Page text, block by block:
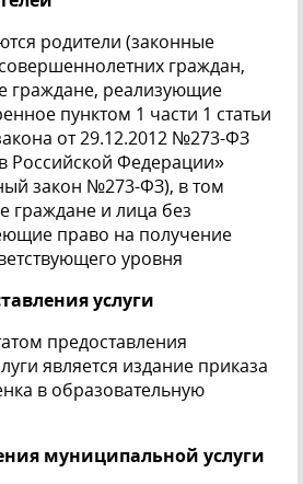
родители (законные
граждан,
граждане, реализующие
пунктом 1 части 1 статьи
от 29.12.2012 №273-ФЗ
Российской Федерации»
закон №273-ФЗ), в том
граждане и лица без
право на получение
уровня
услуги
предоставления
является издание приказа
в образовательную
муниципальной услуги